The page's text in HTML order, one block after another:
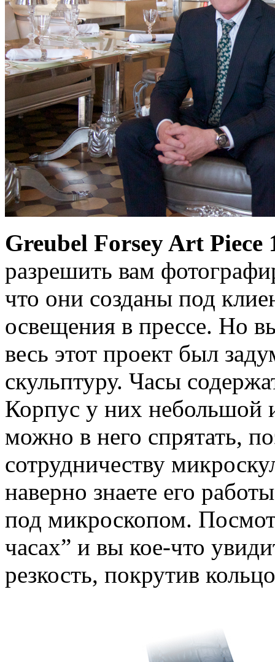
Greubel Forsey Art Piece
разрешить вам
что они созданы под
освещения в прессе. Но
весь этот проект был
скульптуру. Часы
Корпус у них небольшой
можно в него спрятать,
сотрудничеству
наверно знаете его
под микроскопом.
часах” и вы кое-что
резкость, покрутив